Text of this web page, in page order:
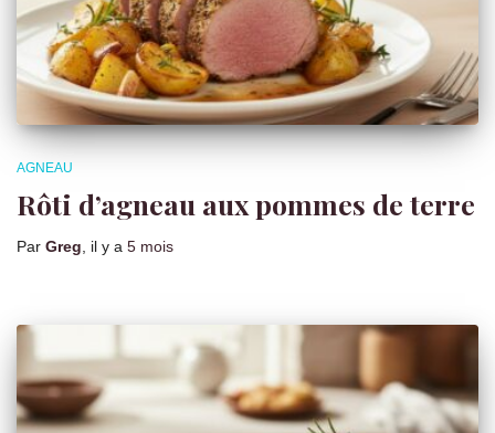
AGNEAU
Rôti d’agneau aux pommes de terre
Par Greg, il y a 5 mois